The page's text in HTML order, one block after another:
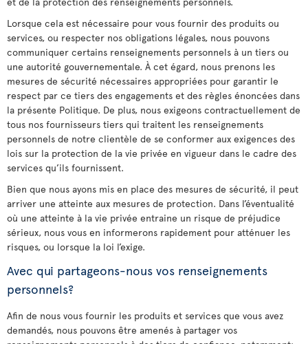
Lorsque cela est nécessaire pour vous fournir des produits ou
services, ou respecter nos obligations légales, nous pouvons
communiquer certains renseignements personnels à un tiers ou
une autorité gouvernementale. À cet égard, nous prenons les
mesures de sécurité nécessaires appropriées pour garantir le
respect par ce tiers des engagements et des règles énoncées dans
la présente Politique. De plus, nous exigeons contractuellement de
tous nos fournisseurs tiers qui traitent les renseignements
personnels de notre clientèle de se conformer aux exigences des
lois sur la protection de la vie privée en vigueur dans le cadre des
services qu’ils fournissent.
Bien que nous ayons mis en place des mesures de sécurité, il peut
arriver une atteinte aux mesures de protection. Dans l’éventualité
où une atteinte à la vie privée entraine un risque de préjudice
sérieux, nous vous en informerons rapidement pour atténuer les
risques, ou lorsque la loi l’exige.
Avec qui partageons-nous vos renseignements
personnels?
Afin de nous vous fournir les produits et services que vous avez
demandés, nous pouvons être amenés à partager vos